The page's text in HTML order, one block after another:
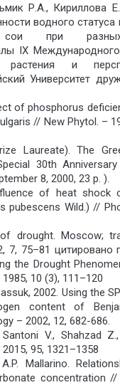
Р.А., Кириллова
водного статуса
сои при
IX
растения и
Университет
of phosphorus
// New Phytol. –
Laureate). The
30th
8, 2000, 23 p. ).
of heat shock
pubescens Wild.) //
drought. Moscow;
7, 75–81 цитировано
the Drought
10 (3), 111–120
2002. Using the
content of
– 2002, 12, 682-686.
V., Shahzad
2015, 95, 1321–1358
Mallarino.
concentration